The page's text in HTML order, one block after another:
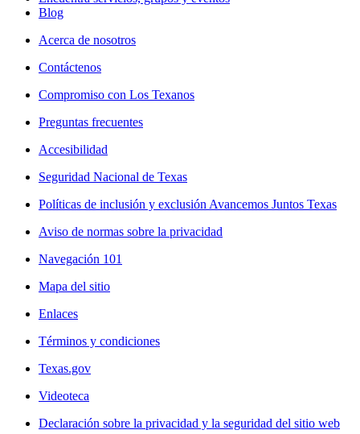
Blog
Acerca de nosotros
Contáctenos
Compromiso con Los Texanos
Preguntas frecuentes
Accesibilidad
Seguridad Nacional de Texas
Políticas de inclusión y exclusión Avancemos Juntos Texas
Aviso de normas sobre la privacidad
Navegación 101
Mapa del sitio
Enlaces
Términos y condiciones
Texas.gov
Videoteca
Declaración sobre la privacidad y la seguridad del sitio web